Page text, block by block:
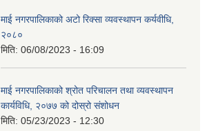
माई नगरपालिकाको अटो रिक्सा व्यवस्थापन कर्यवीधि,
२०८०
मिति: 06/08/2023 - 16:09
माई नगरपालिकाको श्रोत परिचालन तथा व्यवस्थापन
कार्यविधि, २०७७ को दोस्रो संशोधन
मिति: 05/23/2023 - 12:30